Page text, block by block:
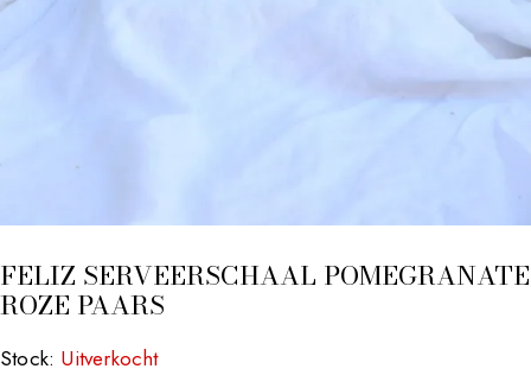
FELIZ SERVEERSCHAAL POMEGRANATE
ROZE PAARS
Stock: Uitverkocht